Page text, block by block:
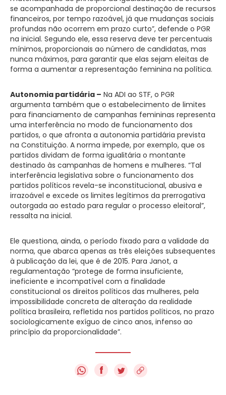
se acompanhada de proporcional destinação de recursos
financeiros, por tempo razoável, já que mudanças sociais
profundas não ocorrem em prazo curto”, defende o PGR
na inicial. Segundo ele, essa reserva deve ter percentuais
mínimos, proporcionais ao número de candidatas, mas
nunca máximos, para garantir que elas sejam eleitas de
forma a aumentar a representação feminina na política.
Autonomia partidária – Na ADI ao STF, o PGR
argumenta também que o estabelecimento de limites
para financiamento de campanhas femininas representa
uma interferência no modo de funcionamento dos
partidos, o que afronta a autonomia partidária prevista
na Constituição. A norma impede, por exemplo, que os
partidos dividam de forma igualitária o montante
destinado às campanhas de homens e mulheres. “Tal
interferência legislativa sobre o funcionamento dos
partidos políticos revela-se inconstitucional, abusiva e
irrazoável e excede os limites legítimos da prerrogativa
outorgada ao estado para regular o processo eleitoral”,
ressalta na inicial.
Ele questiona, ainda, o período fixado para a validade da
norma, que abarca apenas as três eleições subsequentes
à publicação da lei, que é de 2015. Para Janot, a
regulamentação “protege de forma insuficiente,
ineficiente e incompatível com a finalidade
constitucional os direitos políticos das mulheres, pela
impossibilidade concreta de alteração da realidade
política brasileira, refletida nos partidos políticos, no prazo
sociologicamente exíguo de cinco anos, infenso ao
princípio da proporcionalidade”.
f